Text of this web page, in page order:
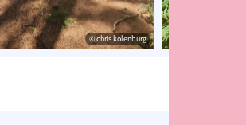
© chris kolenburg